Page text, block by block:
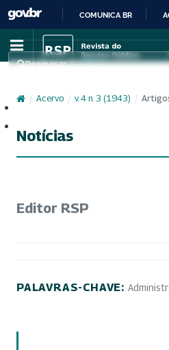
IR
COMUNICA BR
Pesquisar
/ Acervo / v. 4 n. 3 (1943) /
Notícias
Editor RSP
PALAVRAS-CHAVE: